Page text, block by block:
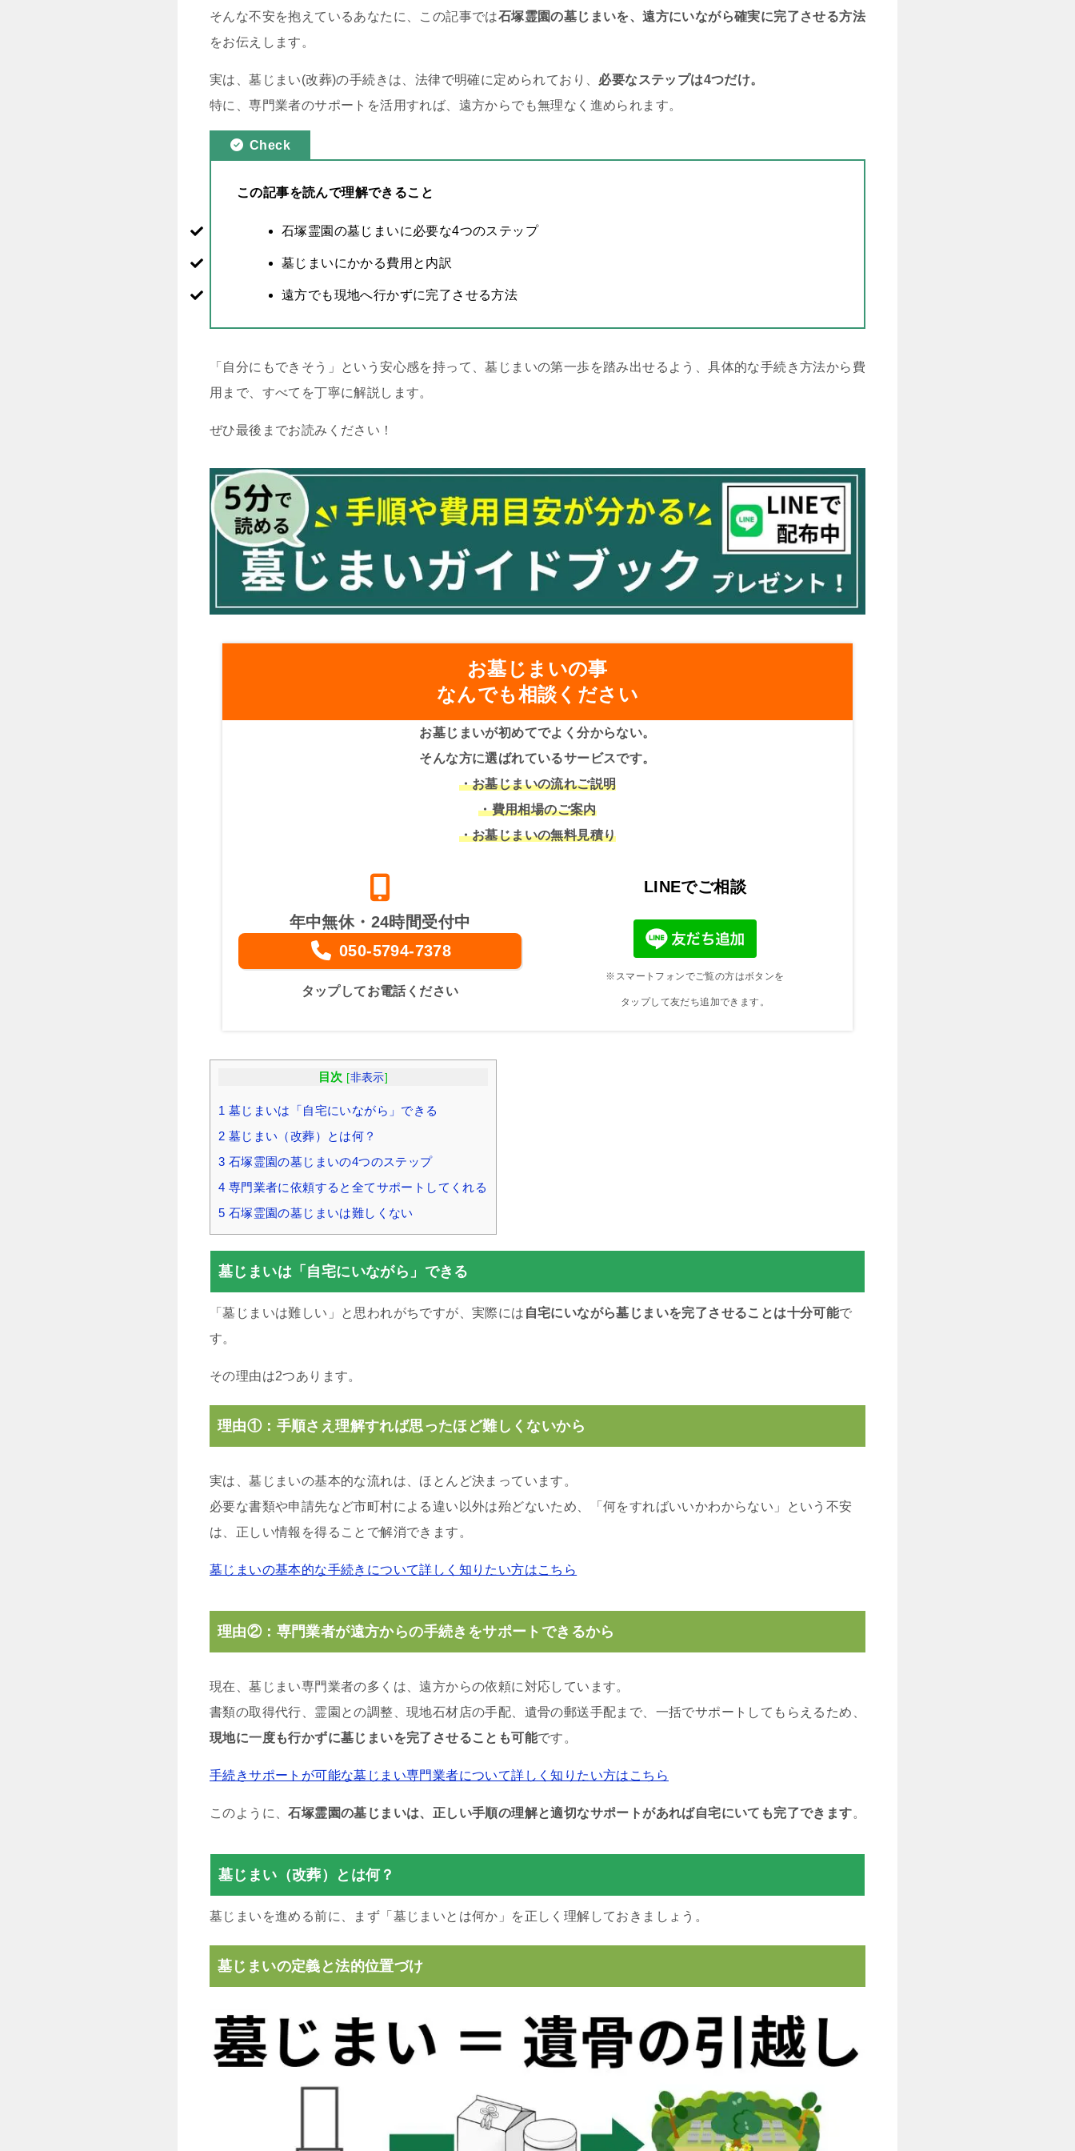
そんな不安を抱えているあなたに、この記事では石塚霊園の墓じまいを、遠方にいながら確実に完了させる方法
をお伝えします。
実は、墓じまい(改葬)の手続きは、法律で明確に定められており、 必要なステップは4つだけ。
特に、専門業者のサポートを活用すれば、遠方からでも無理なく進められます。
Check
この記事を読んで理解できること
石塚霊園の墓じまいに必要な4つのステップ
墓じまいにかかる費用と内訳
遠方でも現地へ行かずに完了させる方法
「自分にもできそう」という安心感を持って、墓じまいの第一歩を踏み出せるよう、具体的な手続き方法から費
用まで、すべてを丁寧に解説します。
ぜひ最後までお読みください！
お墓じまいの事
なんでも相談ください
お墓じまいが初めてでよく分からない。
そんな方に選ばれているサービスです。
・お墓じまいの流れご説明
・費用相場のご案内
・お墓じまいの無料見積り
年中無休・24時間受付中
050-5794-7378
タップしてお電話ください
LINEでご相談
※スマートフォンでご覧の方はボタンを
タップして友だち追加できます。
目次 [非表示]
1 墓じまいは「自宅にいながら」できる
2 墓じまい（改葬）とは何？
3 石塚霊園の墓じまいの4つのステップ
4 専門業者に依頼すると全てサポートしてくれる
5 石塚霊園の墓じまいは難しくない
墓じまいは「自宅にいながら」できる
「墓じまいは難しい」と思われがちですが、実際には 自宅にいながら墓じまいを完了させることは十分可能で
す。
その理由は2つあります。
理由①：手順さえ理解すれば思ったほど難しくないから
実は、墓じまいの基本的な流れは、ほとんど決まっています。
必要な書類や申請先など市町村による違い以外は殆どないため、「何をすればいいかわからない」という不安
は、正しい情報を得ることで解消できます。
墓じまいの基本的な手続きについて詳しく知りたい方はこちら
理由②：専門業者が遠方からの手続きをサポートできるから
現在、墓じまい専門業者の多くは、遠方からの依頼に対応しています。
書類の取得代行、霊園との調整、現地石材店の手配、遺骨の郵送手配まで、一括でサポートしてもらえるため、
現地に一度も行かずに墓じまいを完了させることも可能です。
手続きサポートが可能な墓じまい専門業者について詳しく知りたい方はこちら
このように、石塚霊園の墓じまいは、正しい手順の理解と適切なサポートがあれば自宅にいても完了できます。
墓じまい（改葬）とは何？
墓じまいを進める前に、まず「墓じまいとは何か」を正しく理解しておきましょう。
墓じまいの定義と法的位置づけ